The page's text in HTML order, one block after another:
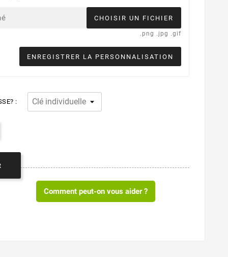
CHOISIR UN FICHIER
.png .jpg .gif
ENREGISTRER LA PERSONNALISATION
:
Comment peut-on vous aider ?